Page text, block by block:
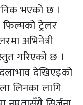
भएको छ ।
ट्रेलर
अभिनेत्री
गरिएको छ ।
देखिएइको
लिनका लागि